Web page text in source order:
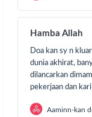
Hamba Allah
Doa kan sy n
dunia akhirat,
dilancarkan
pekerjaan dan
Aaminn-kan